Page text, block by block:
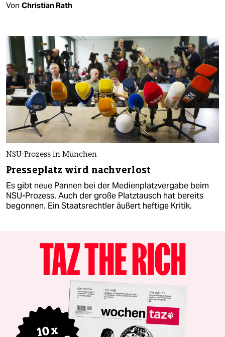
Von Christian Rath
NSU-Prozess in München
Presseplatz wird nachverlost
Es gibt neue Pannen bei der Medienplatzvergabe beim
NSU-Prozess. Auch der große Platztausch hat bereits
begonnen. Ein Staatsrechtler äußert heftige Kritik.